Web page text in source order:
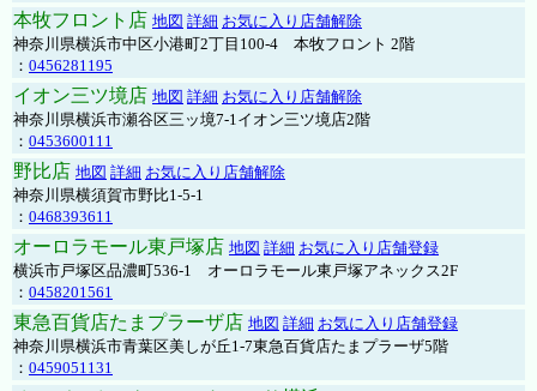
本牧フロント店 地図 詳細 お気に入り店舗解除
神奈川県横浜市中区小港町2丁目100-4 本牧フロント 2階
： 0456281195
イオン三ツ境店 地図 詳細 お気に入り店舗解除
神奈川県横浜市瀬谷区三ッ境7-1イオン三ツ境店2階
： 0453600111
野比店 地図 詳細 お気に入り店舗解除
神奈川県横須賀市野比1-5-1
： 0468393611
オーロラモール東戸塚店 地図 詳細 お気に入り店舗登録
横浜市戸塚区品濃町536-1 オーロラモール東戸塚アネックス2F
： 0458201561
東急百貨店たまプラーザ店 地図 詳細 お気に入り店舗登録
神奈川県横浜市青葉区美しが丘1-7東急百貨店たまプラーザ5階
： 0459051131